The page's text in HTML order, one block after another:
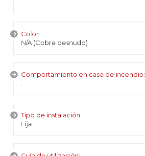
Color:
N/A (Cobre desnudo)
Comportamiento en caso de incendio:
Tipo de instalación:
Fija